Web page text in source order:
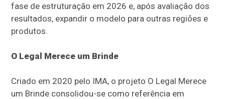
fase de estruturação em 2026 e, após avaliação dos
resultados, expandir o modelo para outras regiões e
produtos.
O Legal Merece um Brinde
Criado em 2020 pelo IMA, o projeto O Legal Merece
um Brinde consolidou-se como referência em